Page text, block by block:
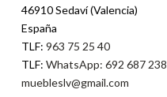
46910 Sedaví (Valencia)
España
TLF: 963 75 25 40
TLF: WhatsApp: 692 687 238
muebleslv@gmail.com